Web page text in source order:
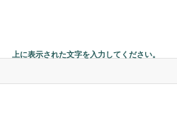
上に表示された文字を入力してください。